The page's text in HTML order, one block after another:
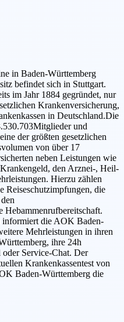
in Baden-Württemberg
befindet sich in Stuttgart.
im Jahr 1884 gegründet, nur
Krankenversicherung,
in Deutschland.Die
und
der größten gesetzlichen
von über 17
neben Leistungen wie
den Arznei-, Heil-
Hierzu zählen
Reiseschutzimpfungen, die
Hebammenrufbereitschaft.
informiert die AOK Baden-
Mehrleistungen in ihren
ihre 24h
Service-Chat. Der
Krankenkassentest von
Baden-Württemberg die